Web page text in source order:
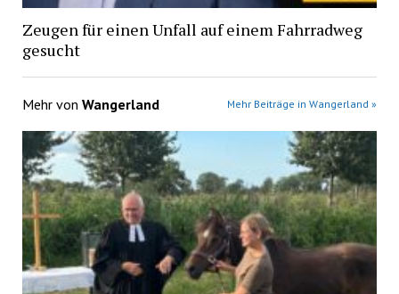
Zeugen für einen Unfall auf einem Fahrradweg
gesucht
Mehr von Wangerland Mehr Beiträge in Wangerland »